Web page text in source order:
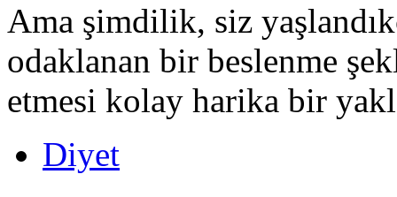
Ama şimdilik, siz
odaklanan bir beslenme
etmesi kolay harika bir
Diyet